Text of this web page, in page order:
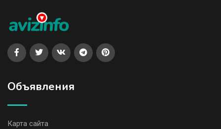
Объявления
Карта сайта